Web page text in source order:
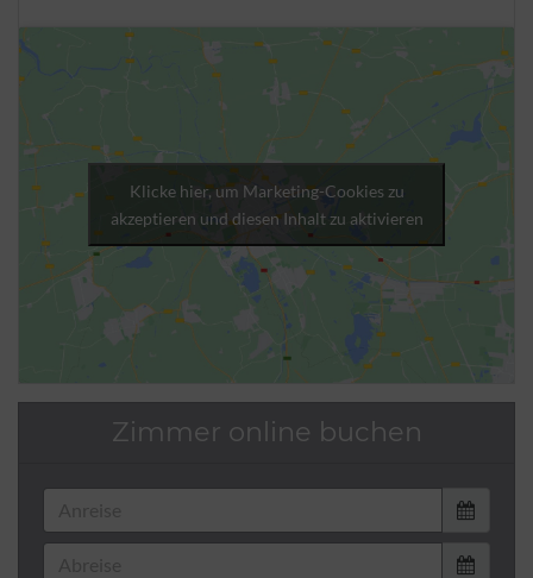
Klicke hier, um Marketing-Cookies zu
akzeptieren und diesen Inhalt zu aktivieren
Zimmer online buchen